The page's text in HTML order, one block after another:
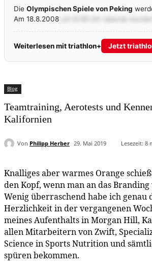
Die Olympischen Spiele von Peking
Am 18.8.2008
Weiterlesen mit triathlon+ Jetzt
Blog
Teamtraining, Aerotests und
Kalifornien
Von Philipp Herber 29. Mai 2019 Lesezeit: 8
Knalliges aber warmes Orange
den Kopf, wenn man an das
Wenig überraschend habe ich genau
Herzlichkeit in der vergangenen
meines Aufenthalts in Morgan Hill,
allen Mitarbeitern von Zwift,
Science in Sports Nutrition und
spüren bekommen.